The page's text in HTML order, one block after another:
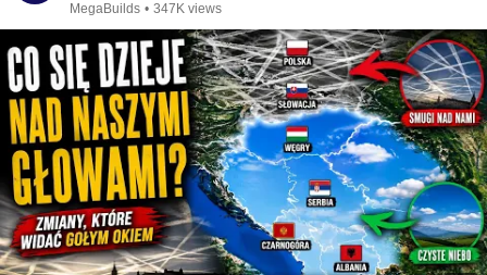
MegaBuilds • 347K views